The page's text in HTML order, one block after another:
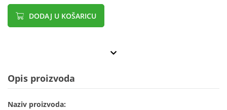
DODAJ U KOŠARICU
Opis proizvoda
Naziv proizvoda: